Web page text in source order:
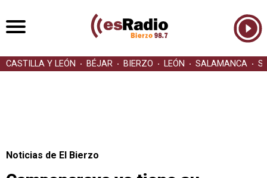
CASTILLA Y LEÓN BÉJAR BIERZO LEÓN SALAMANCA
Noticias de El Bierzo